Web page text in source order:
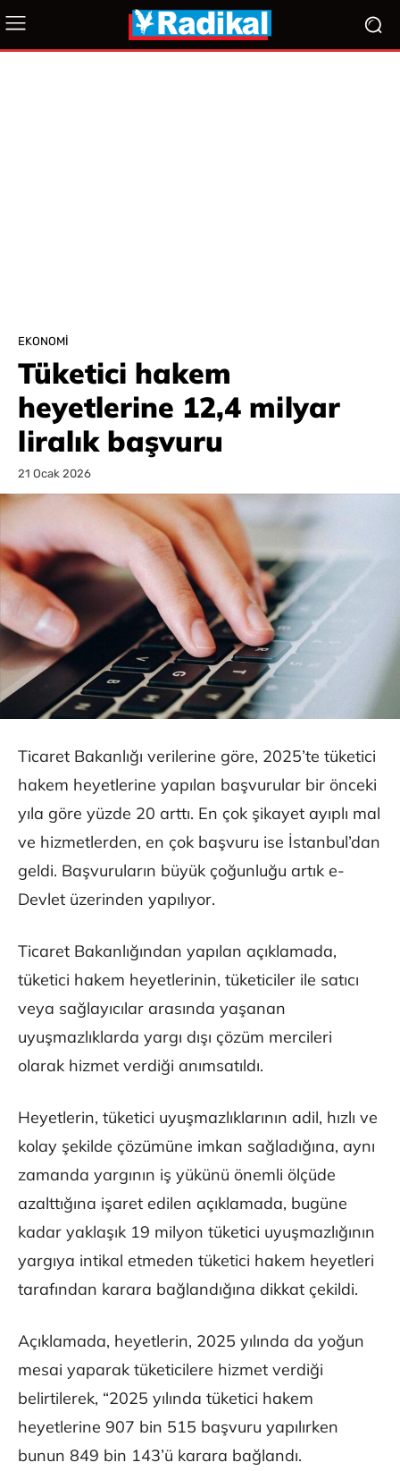
EKONOMI
Tüketici hakem
heyetlerine 12,4 milyar
liralık başvuru
21 Ocak 2026
Ticaret Bakanlığı verilerine göre, 2025’te tüketici
hakem heyetlerine yapılan başvurular bir önceki
yıla göre yüzde 20 arttı. En çok şikayet ayıplı mal
ve hizmetlerden, en çok başvuru ise İstanbul’dan
geldi. Başvuruların büyük çoğunluğu artık e-
Devlet üzerinden yapılıyor.
Ticaret Bakanlığından yapılan açıklamada,
tüketici hakem heyetlerinin, tüketiciler ile satıcı
veya sağlayıcılar arasında yaşanan
uyuşmazlıklarda yargı dışı çözüm mercileri
olarak hizmet verdiği anımsatıldı.
Heyetlerin, tüketici uyuşmazlıklarının adil, hızlı ve
kolay şekilde çözümüne imkan sağladığına, aynı
zamanda yargının iş yükünü önemli ölçüde
azalttığına işaret edilen açıklamada, bugüne
kadar yaklaşık 19 milyon tüketici uyuşmazlığının
yargıya intikal etmeden tüketici hakem heyetleri
tarafından karara bağlandığına dikkat çekildi.
Açıklamada, heyetlerin, 2025 yılında da yoğun
mesai yaparak tüketicilere hizmet verdiği
belirtilerek, “2025 yılında tüketici hakem
heyetlerine 907 bin 515 başvuru yapılırken
bunun 849 bin 143’ü karara bağlandı.